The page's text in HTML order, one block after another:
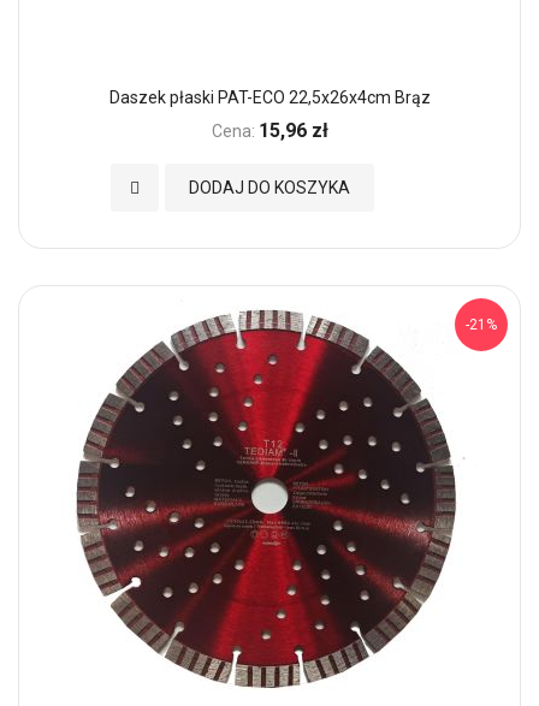
Daszek płaski PAT-ECO 22,5x26x4cm Brąz
Cena: 15,96 zł
DODAJ DO KOSZYKA
Dodaj do Ulubionych
-21%